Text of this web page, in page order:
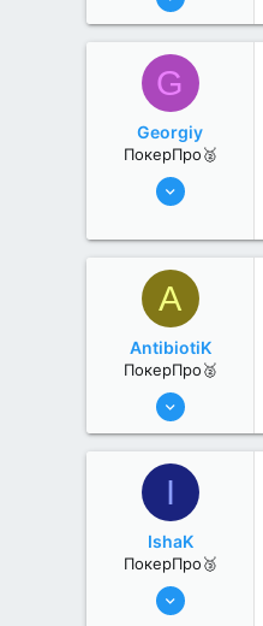
1
G
Georgiy
ПокерПро🥈
13 Июн 2022
1
A
AntibiotiK
ПокерПро🥈
6 Июн 2022
1
I
IshaK
ПокерПро🥉
25 Июл 2022